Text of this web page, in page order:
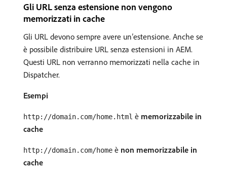
Gli URL senza estensione non vengono
memorizzati in cache
Gli URL devono sempre avere un’estensione. Anche se
è possibile distribuire URL senza estensioni in AEM.
Questi URL non verranno memorizzati nella cache in
Dispatcher.
Esempi
http://domain.com/home.html è memorizzabile in
cache
http://domain.com/home è non memorizzabile in
cache